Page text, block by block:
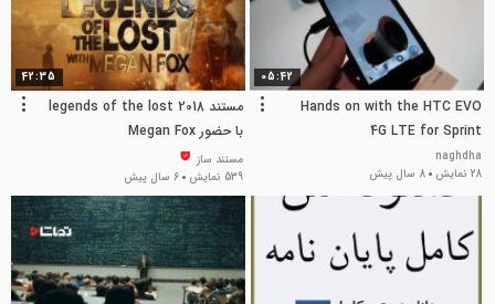
05:42
Hands on with the HTC EVO
4G LTE for Sprint
naghdha
28 نمایش
8 سال پیش
42:35
مستند 2018 legends of the lost
با حضور Megan Fox
مستند ساز
539 نمایش
6 سال پیش